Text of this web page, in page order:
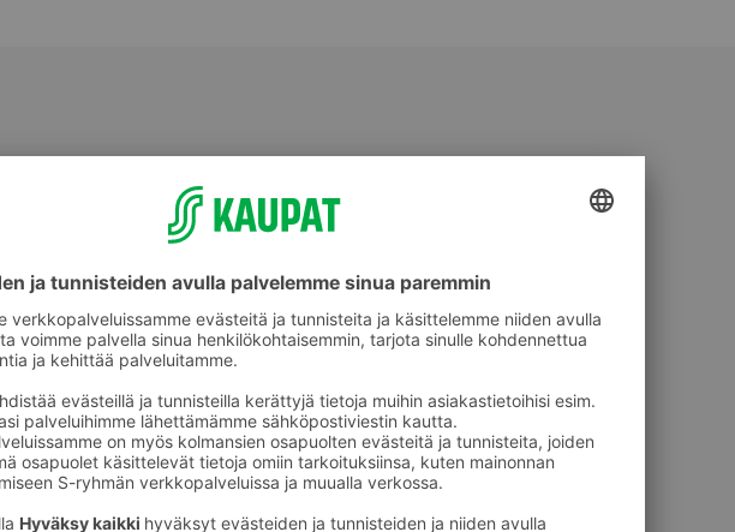
Parranajo